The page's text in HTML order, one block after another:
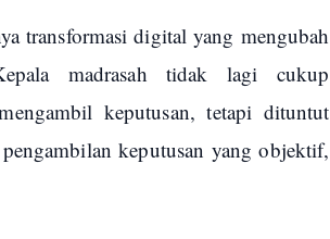
transformasi digital yang mengubah
madrasah tidak lagi cukup
keputusan, tetapi dituntut
keputusan yang objektif,